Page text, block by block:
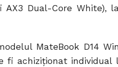
AX3 Dual-Core White),
MateBook D14
fi achiziționat